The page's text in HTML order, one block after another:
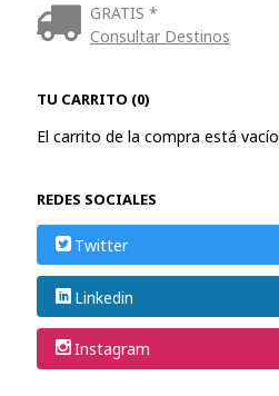
GRATIS *
Consultar Destinos
TU CARRITO (0)
El carrito de la compra está vacío
REDES SOCIALES
Twitter
Linkedin
Instagram